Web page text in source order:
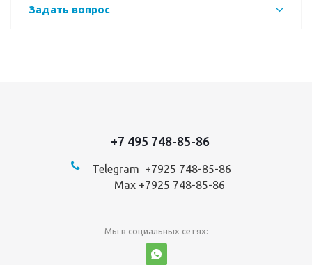
Задать вопрос
+7 495 748-85-86
Telegram +7925 748-85-86
Max +7925 748-85-86
Мы в социальных сетях: